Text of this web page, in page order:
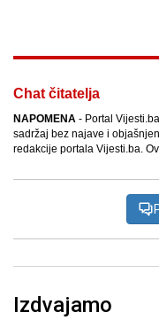
Chat čitatelja
NAPOMENA - Portal
sadržaj bez najave i
redakcije portala Vijesti.ba.
Izdvajamo